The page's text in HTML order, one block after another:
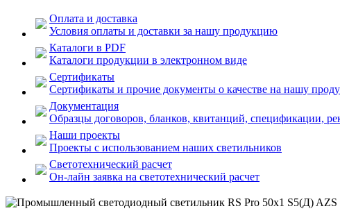
Оплата и доставка
Условия оплаты и доставки за нашу продукцию
Каталоги в PDF
Каталоги продукции в электронном виде
Сертификаты
Сертификаты и прочие документы о качестве на нашу
Документация
Образцы договоров, бланков, квитанций, спецификации,
Наши проекты
Проекты с использованием наших светильников
Светотехнический расчет
Он-лайн заявка на светотехнический расчет